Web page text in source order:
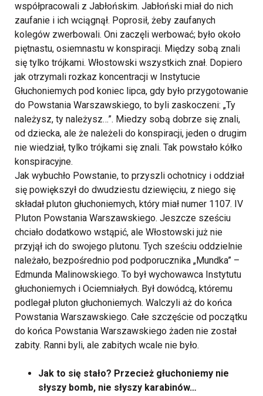
współpracowali z Jabłońskim. Jabłoński miał do nich
zaufanie i ich wciągnął. Poprosił, żeby zaufanych
kolegów zwerbowali. Oni zaczęli werbować; było około
piętnastu, osiemnastu w konspiracji. Między sobą znali
się tylko trójkami. Włostowski wszystkich znał. Dopiero
jak otrzymali rozkaz koncentracji w Instytucie
Głuchoniemych pod koniec lipca, gdy było przygotowanie
do Powstania Warszawskiego, to byli zaskoczeni: „Ty
należysz, ty należysz…”. Miedzy sobą dobrze się znali,
od dziecka, ale że należeli do konspiracji, jeden o drugim
nie wiedział, tylko trójkami się znali. Tak powstało kółko
konspiracyjne.
Jak wybuchło Powstanie, to przyszli ochotnicy i oddział
się powiększył do dwudziestu dziewięciu, z niego się
składał pluton głuchoniemych, który miał numer 1107. IV
Pluton Powstania Warszawskiego. Jeszcze sześciu
chciało dodatkowo wstąpić, ale Włostowski już nie
przyjął ich do swojego plutonu. Tych sześciu oddzielnie
należało, bezpośrednio pod podporucznika „Mundka” –
Edmunda Malinowskiego. To był wychowawca Instytutu
głuchoniemych i Ociemniałych. Był dowódcą, któremu
podlegał pluton głuchoniemych. Walczyli aż do końca
Powstania Warszawskiego. Całe szczęście od początku
do końca Powstania Warszawskiego żaden nie został
zabity. Ranni byli, ale zabitych wcale nie było.
Jak to się stało? Przecież głuchoniemy nie
słyszy bomb, nie słyszy karabinów…